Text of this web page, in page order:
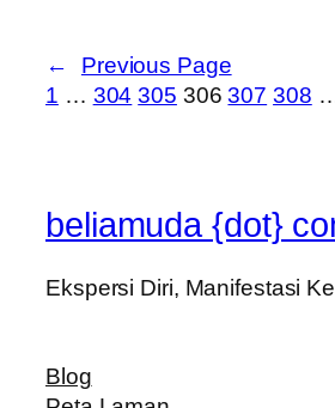
←
Previous Page
1 … 304 305 306 307 308
beliamuda {dot}
Ekspersi Diri, Manifestasi
Blog